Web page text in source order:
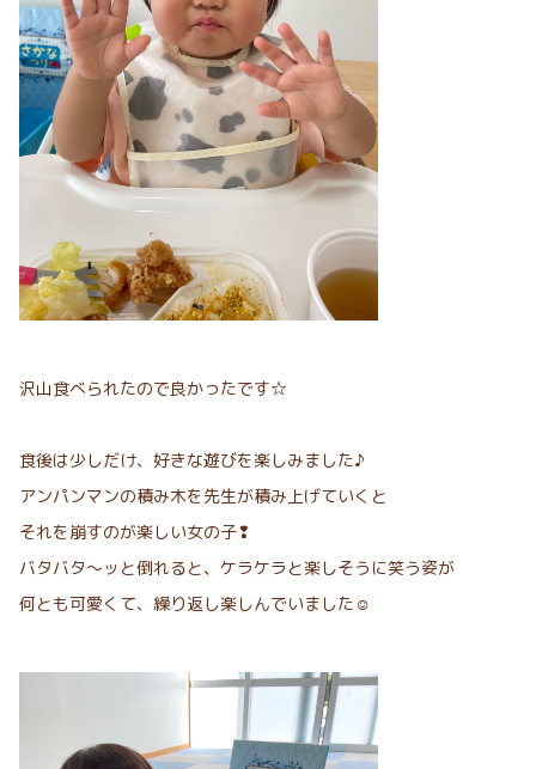
沢山食べられたので良かったです☆
食後は少しだけ、好きな遊びを楽しみました♪
アンパンマンの積み木を先生が積み上げていくと
それを崩すのが楽しい女の子❢
バタバタ～ッと倒れると、ケラケラと楽しそうに笑う姿が
何とも可愛くて、繰り返し楽しんでいました☺︎